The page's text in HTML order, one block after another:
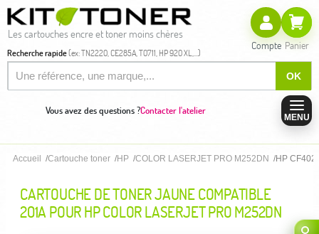
Les cartouches encre et toner moins chères
Recherche rapide(ex: TN2220, CE285A, T0711, HP 920 XL,...)
OK
Compte Panier
Vous avez des questions ?Contacter l'atelier
MENU
Accueil Cartouche toner HP COLOR LASERJET PRO M252DN HP
CARTOUCHE DE TONER JAUNE COMPATIBLE
201A POUR HP COLOR LASERJET PRO M252DN